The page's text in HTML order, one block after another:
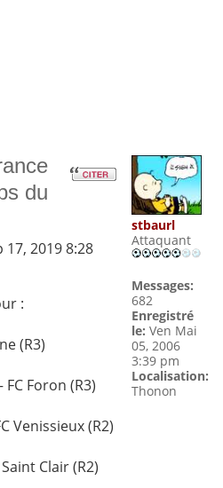
du
17, 2019 8:28
:
(R3)
Foron (R3)
Venissieux (R2)
Clair (R2)
stbaurl
Attaquant
Messages:
682
Enregistré
le: Ven Mai
05, 2006
3:39 pm
Localisation:
Thonon